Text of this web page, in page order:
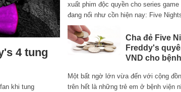
4 tung
khi tung
xuất phim độc quyền cho series game
đang nổi như cồn hiện nay: Five
Cha đẻ Five
Freddy's
VND cho
Một bất ngờ lớn vừa đến với cộng
trên hết là những trẻ em ở bệnh viện